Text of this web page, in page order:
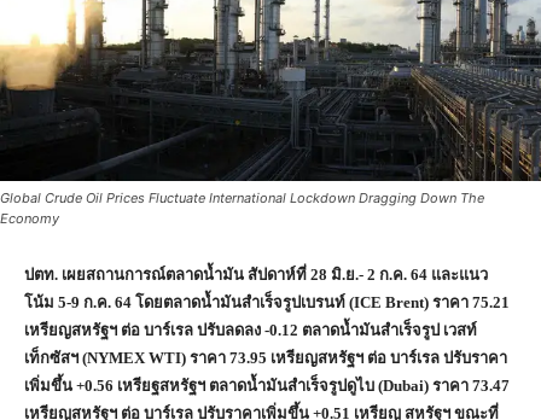
Global Crude Oil Prices Fluctuate International Lockdown Dragging Down The
Economy
ปตท. เผยสถานการณ์ตลาดน้ำมัน สัปดาห์ที่ 28 มิ.ย.- 2 ก.ค. 64 และแนว
โน้ม 5-9 ก.ค. 64 โดยตลาดน้ำมันสำเร็จรูปเบรนท์ (ICE Brent) ราคา 75.21
เหรียญสหรัฐฯ ต่อ บาร์เรล ปรับลดลง -0.12 ตลาดน้ำมันสำเร็จรูป เวสท์
เท็กซัสฯ (NYMEX WTI) ราคา 73.95 เหรียญสหรัฐฯ ต่อ บาร์เรล ปรับราคา
เพิ่มขึ้น +0.56 เหรียฐสหรัฐฯ ตลาดน้ำมันสำเร็จรูปดูไบ (Dubai) ราคา 73.47
เหรียญสหรัฐฯ ต่อ บาร์เรล ปรับราคาเพิ่มขึ้น +0.51 เหรียญ สหรัฐฯ ขณะที่